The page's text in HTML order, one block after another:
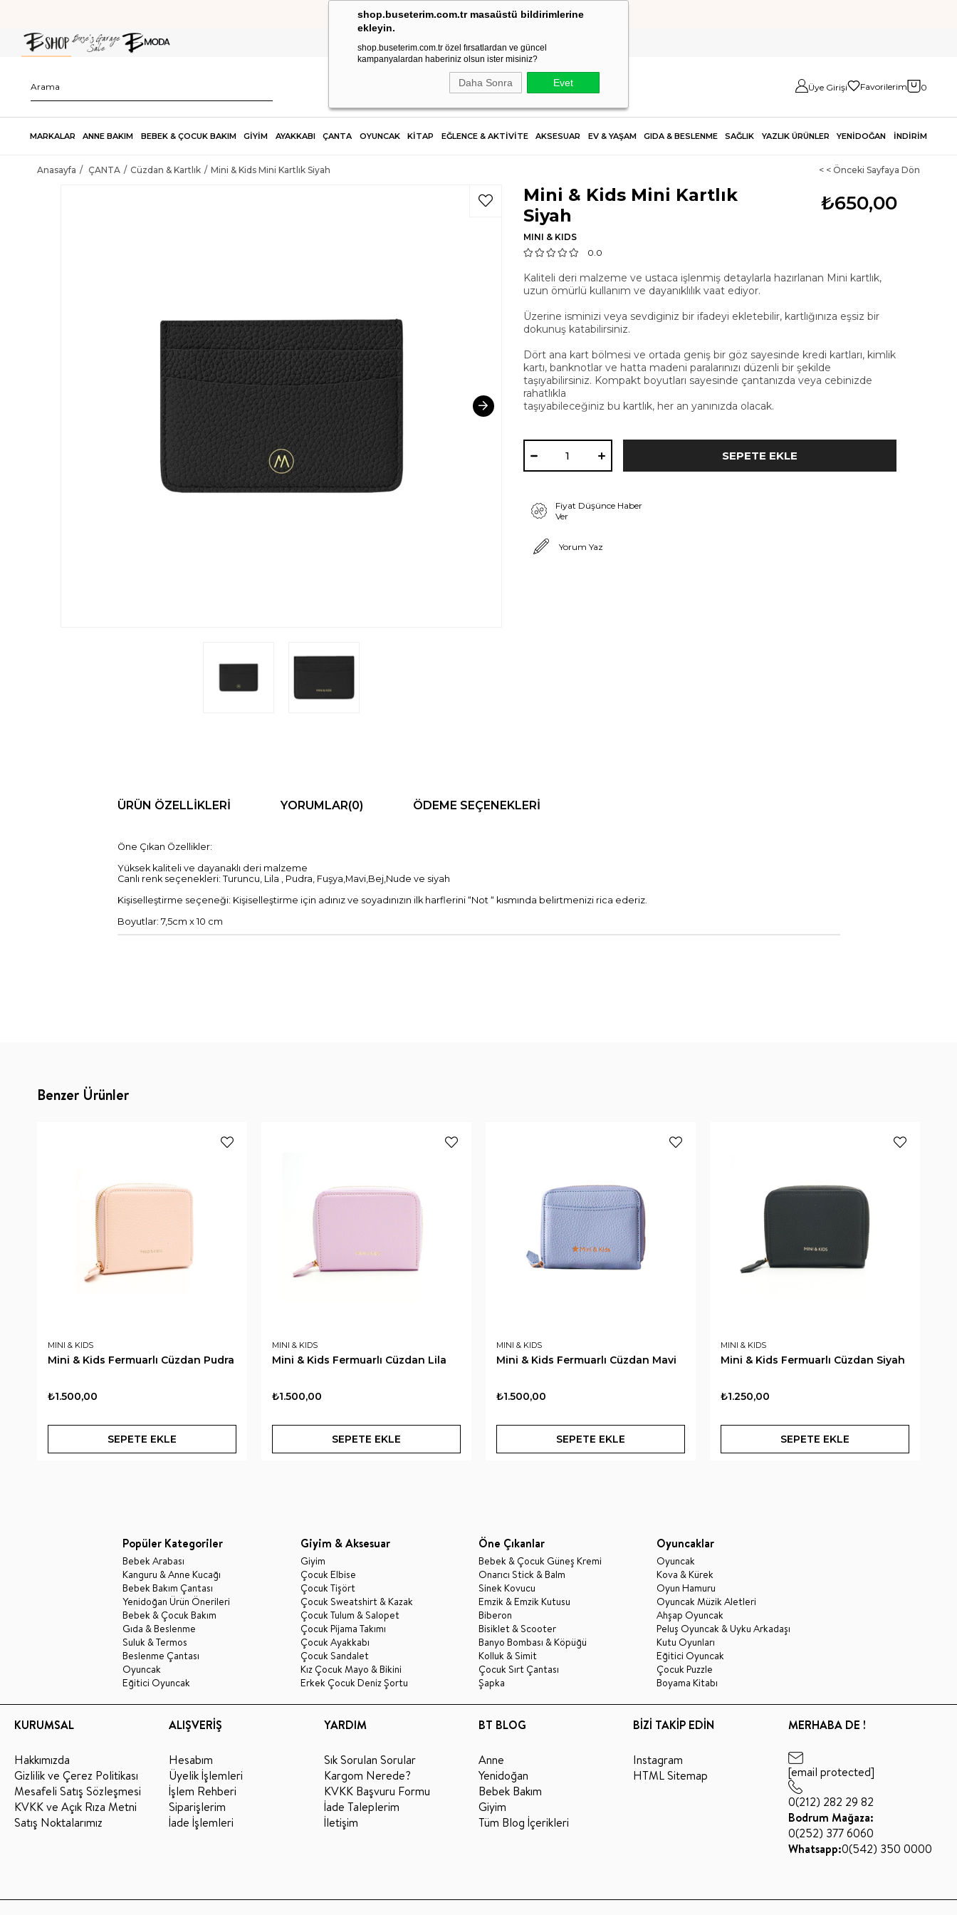
shop.buseterim.com.tr masaüstü bildirimlerine
ekleyin.
shop.buseterim.com.tr özel fırsatlardan ve güncel
kampanyalardan haberiniz olsun ister misiniz?
Daha Sonra Evet
HIZLI KARGO
Üye Girişi Favorilerim 0
MARKALAR ANNE BAKIM BEBEK & ÇOCUK BAKIM GİYİM AYAKKABI ÇANTA OYUNCAK KİTAP EĞLENCE & AKTİVİTE AKSESUAR EV & YAŞAM GIDA & BESLENME SAĞLIK YAZLIK ÜRÜNLER YENİDOĞAN İNDİRİM
Anasayfa ÇANTA Cüzdan & Kartlık Mini & Kids Mini Kartlık Siyah < < Önceki Sayfaya Dön
₺650,00
Mini & Kids Mini Kartlık
Siyah
MINI & KIDS
0.0
Kaliteli deri malzeme ve ustaca işlenmiş detaylarla hazırlanan Mini kartlık,
uzun ömürlü kullanım ve dayanıklılık vaat ediyor.
Üzerine isminizi veya sevdiginiz bir ifadeyi ekletebilir, kartlığınıza eşsiz bir
dokunuş katabilirsiniz.
Dört ana kart bölmesi ve ortada geniş bir göz sayesinde kredi kartları, kimlik
kartı, banknotlar ve hatta madeni paralarınızı düzenli bir şekilde
taşıyabilirsiniz. Kompakt boyutları sayesinde çantanızda veya cebinizde
rahatlıkla
taşıyabileceğiniz bu kartlık, her an yanınızda olacak.
Fiyat Düşünce Haber
Ver
Yorum Yaz
ÜRÜN ÖZELLIKLERI YORUMLAR(0) ÖDEME SEÇENEKLERI
Öne Çıkan Özellikler:
Yüksek kaliteli ve dayanaklı deri malzeme
Canlı renk seçenekleri: Turuncu, Lila , Pudra, Fuşya,Mavi,Bej,Nude ve siyah
Kişiselleştirme seçeneği: Kişiselleştirme için adınız ve soyadınızın ilk harflerini “Not “ kısmında belirtmenizi rica ederiz.
Boyutlar: 7,5cm x 10 cm
Benzer Ürünler
MINI & KIDS
Mini & Kids Fermuarlı Cüzdan Pudra
₺1.500,00
SEPETE EKLE
MINI & KIDS
Mini & Kids Fermuarlı Cüzdan Lila
₺1.500,00
SEPETE EKLE
MINI & KIDS
Mini & Kids Fermuarlı Cüzdan Mavi
₺1.500,00
SEPETE EKLE
MINI & KIDS
Mini & Kids Fermuarlı Cüzdan Siyah
₺1.250,00
SEPETE EKLE
Popüler Kategoriler
Bebek Arabası
Kanguru & Anne Kucağı
Bebek Bakım Çantası
Yenidoğan Ürün Önerileri
Bebek & Çocuk Bakım
Gıda & Beslenme
Suluk & Termos
Beslenme Çantası
Oyuncak
Eğitici Oyuncak
Giyim & Aksesuar
Giyim
Çocuk Elbise
Çocuk Tişört
Çocuk Sweatshirt & Kazak
Çocuk Tulum & Salopet
Çocuk Pijama Takımı
Çocuk Ayakkabı
Çocuk Sandalet
Kız Çocuk Mayo & Bikini
Erkek Çocuk Deniz Şortu
Öne Çıkanlar
Bebek & Çocuk Güneş Kremi
Onarıcı Stick & Balm
Sinek Kovucu
Emzik & Emzik Kutusu
Biberon
Bisiklet & Scooter
Banyo Bombası & Köpüğü
Kolluk & Simit
Çocuk Sırt Çantası
Şapka
Oyuncaklar
Oyuncak
Kova & Kürek
Oyun Hamuru
Oyuncak Müzik Aletleri
Ahşap Oyuncak
Peluş Oyuncak & Uyku Arkadaşı
Kutu Oyunları
Eğitici Oyuncak
Çocuk Puzzle
Boyama Kitabı
KURUMSAL
Hakkımızda
Gizlilik ve Çerez Politikası
Mesafeli Satış Sözleşmesi
KVKK ve Açık Rıza Metni
Satış Noktalarımız
ALIŞVERİŞ
Hesabım
Üyelik İşlemleri
İşlem Rehberi
Siparişlerim
İade İşlemleri
YARDIM
Sık Sorulan Sorular
Kargom Nerede?
KVKK Başvuru Formu
İade Taleplerim
İletişim
BT BLOG
Anne
Yenidoğan
Bebek Bakım
Giyim
Tüm Blog İçerikleri
BİZİ TAKİP EDİN
Instagram
HTML Sitemap
MERHABA DE !
[email protected]
0(212) 282 29 82
Bodrum Mağaza:
0(252) 377 6060
Whatsapp:0(542) 350 0000